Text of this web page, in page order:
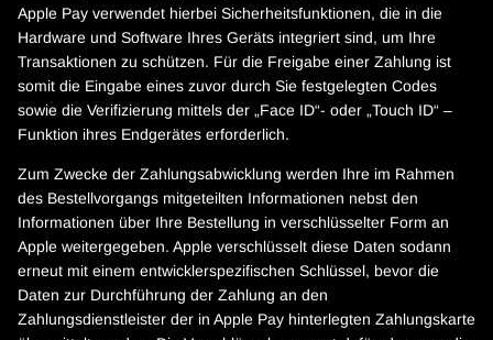
Apple Pay verwendet hierbei Sicherheitsfunktionen, die in die
Hardware und Software Ihres Geräts integriert sind, um Ihre
Transaktionen zu schützen. Für die Freigabe einer Zahlung ist
somit die Eingabe eines zuvor durch Sie festgelegten Codes
sowie die Verifizierung mittels der „Face ID“- oder „Touch ID“ –
Funktion ihres Endgerätes erforderlich.
Zum Zwecke der Zahlungsabwicklung werden Ihre im Rahmen
des Bestellvorgangs mitgeteilten Informationen nebst den
Informationen über Ihre Bestellung in verschlüsselter Form an
Apple weitergegeben. Apple verschlüsselt diese Daten sodann
erneut mit einem entwicklerspezifischen Schlüssel, bevor die
Daten zur Durchführung der Zahlung an den
Zahlungsdienstleister der in Apple Pay hinterlegten Zahlungskarte